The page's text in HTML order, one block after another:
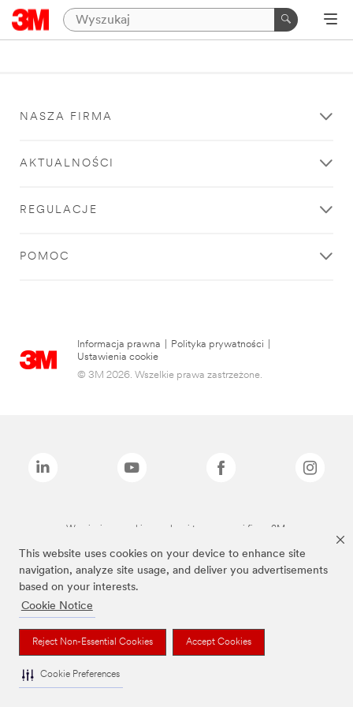
This website uses cookies on your device to enhance site
navigation, analyze site usage, and deliver you advertisements
based on your interests.
Cookie Notice
Reject Non-Essential Cookies Accept Cookies
Cookie Preferences
NASZA FIRMA
AKTUALNOŚCI
REGULACJE
POMOC
Informacja prawna Polityka prywatności
Ustawienia cookie
© 3M 2026. Wszelkie prawa zastrzeżone.
Wymienione marki są znakami towarowymi firmy 3M.